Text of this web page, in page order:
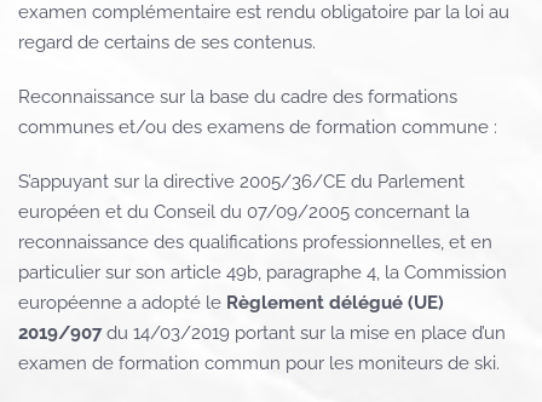
examen complémentaire est rendu obligatoire par la loi au
regard de certains de ses contenus.
Reconnaissance sur la base du cadre des formations
communes et/ou des examens de formation commune :
S’appuyant sur la directive 2005/36/CE du Parlement
européen et du Conseil du 07/09/2005 concernant la
reconnaissance des qualifications professionnelles, et en
particulier sur son article 49b, paragraphe 4, la Commission
européenne a adopté le Règlement délégué (UE)
2019/907du 14/03/2019 portant sur la mise en place d’un
examen de formation commun pour les moniteurs de ski.